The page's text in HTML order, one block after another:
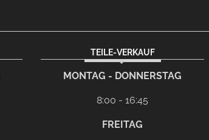
TEILE-VERKAUF
MONTAG - DONNERSTAG
8:00 - 16:45
FREITAG